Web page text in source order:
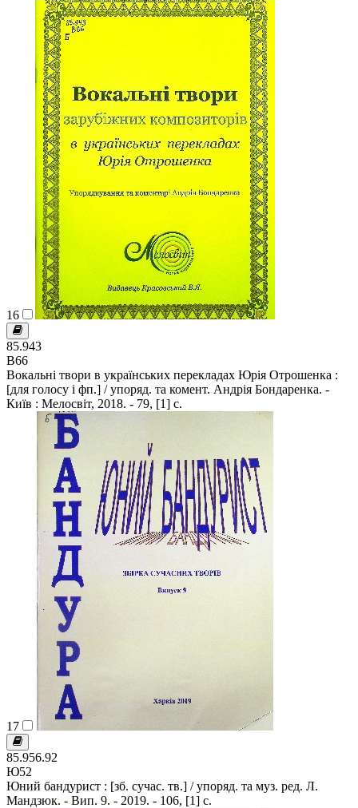
16
85.943
В66
Вокальні твори в українських перекладах Юрія Отрошенка :
[для голосу і фп.] / упоряд. та комент. Андрія Бондаренка. -
Київ : Мелосвіт, 2018. - 79, [1] с.
17
85.956.92
Ю52
Юний бандурист : [зб. сучас. тв.] / упоряд. та муз. ред. Л.
Мандзюк. - Вип. 9. - 2019. - 106, [1] с.